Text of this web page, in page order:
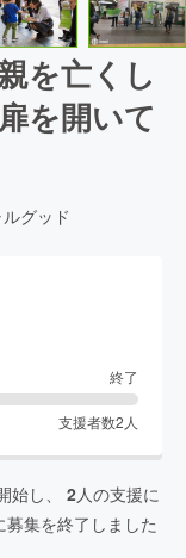
を亡くし
を開いて
グッド
終了
支援者数2 人
始し、 2人の支援に
募集を終了しました